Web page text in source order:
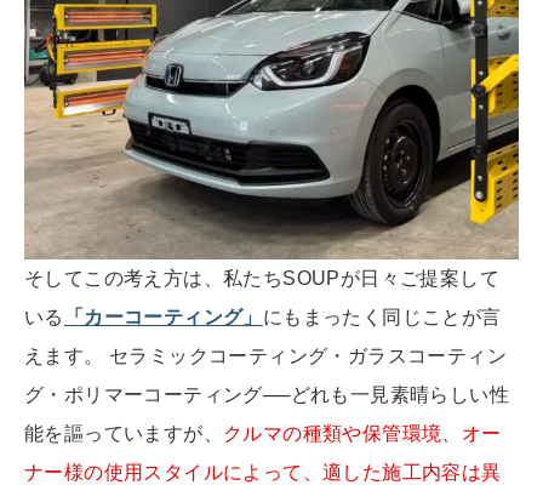
そしてこの考え方は、私たちSOUPが日々ご提案して
いる
「カーコーティング」 にもまったく同じことが言
えます。 セラミックコーティング・ガラスコーティン
グ・ポリマーコーティング──どれも一見素晴らしい性
能を謳っていますが、
クルマの種類や保管環境、オー
ナー様の使用スタイルによって、適した施工内容は異